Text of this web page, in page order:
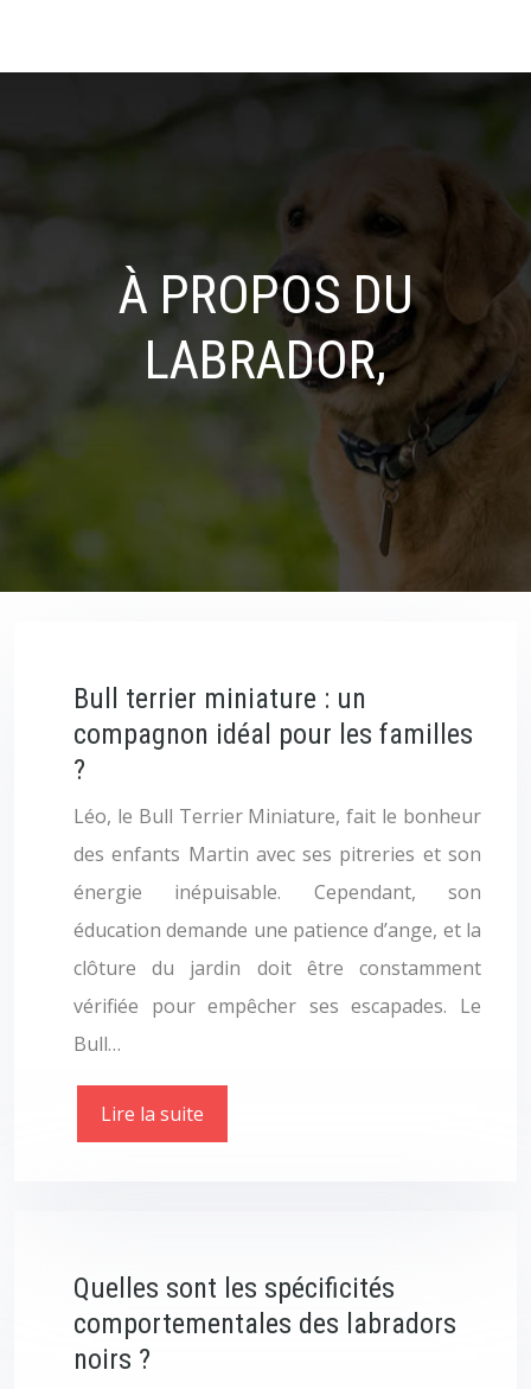
À PROPOS DU
LABRADOR,
Bull terrier miniature : un
compagnon idéal pour les familles
?
Léo, le Bull Terrier Miniature, fait le bonheur
des enfants Martin avec ses pitreries et son
énergie inépuisable. Cependant, son
éducation demande une patience d’ange, et la
clôture du jardin doit être constamment
vérifiée pour empêcher ses escapades. Le
Bull…
Lire la suite
Quelles sont les spécificités
comportementales des labradors
noirs ?